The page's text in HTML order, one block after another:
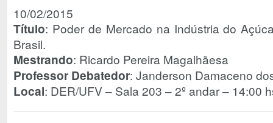
10/02/2015
Título: Poder de Mercado na Indústria do
Brasil.
Mestrando: Ricardo Pereira Magalhãesa
Professor Debatedor: Janderson Damaceno
Local: DER/UFV – Sala 203 – 2º andar – 14:00